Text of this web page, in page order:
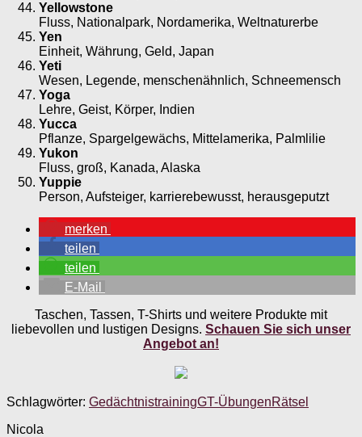
Yellowstone
Fluss, Nationalpark, Nordamerika, Weltnaturerbe
Yen
Einheit, Währung, Geld, Japan
Yeti
Wesen, Legende, menschenähnlich, Schneemensch
Yoga
Lehre, Geist, Körper, Indien
Yucca
Pflanze, Spargelgewächs, Mittelamerika, Palmlilie
Yukon
Fluss, groß, Kanada, Alaska
Yuppie
Person, Aufsteiger, karrierebewusst, herausgeputzt
merken
teilen
teilen
E-Mail
Taschen, Tassen, T-Shirts und weitere Produkte mit
liebevollen und lustigen Designs. Schauen Sie sich unser
Angebot an!
Schlagwörter: GedächtnistrainingGT-ÜbungenRätsel
Nicola